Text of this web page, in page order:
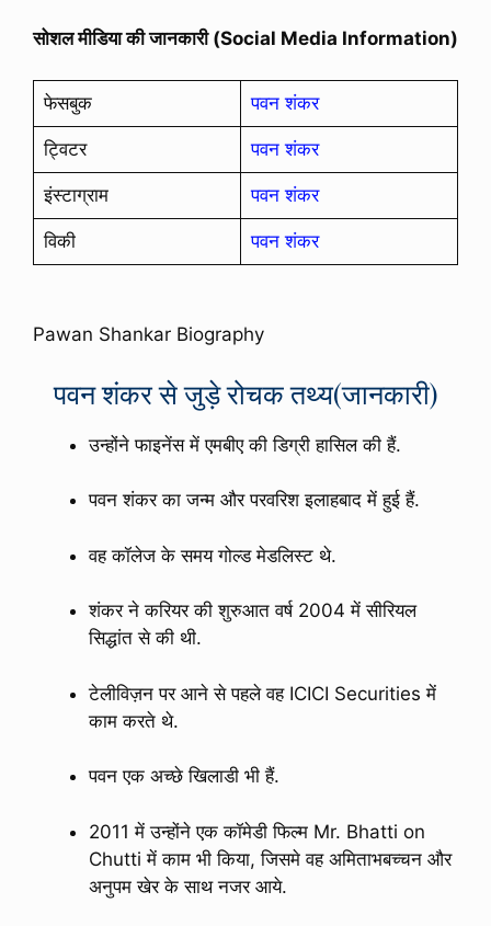
सोशल मीडिया की जानकारी (Social Media Information)
फेसबुक पवन शंकर
ट्विटर पवन शंकर
इंस्टाग्राम पवन शंकर
विकी पवन शंकर
Pawan Shankar Biography
पवन शंकर से जुड़े रोचक तथ्य(जानकारी)
उन्होंने फाइनेंस में एमबीए की डिग्री हासिल की हैं.
पवन शंकर का जन्म और परवरिश इलाहबाद में हुई हैं.
वह कॉलेज के समय गोल्ड मेडलिस्ट थे.
शंकर ने करियर की शुरुआत वर्ष 2004 में सीरियल
सिद्धांत से की थी.
टेलीविज़न पर आने से पहले वह ICICI Securities में
काम करते थे.
पवन एक अच्छे खिलाडी भी हैं.
2011 में उन्होंने एक कॉमेडी फिल्म Mr. Bhatti on
Chutti में काम भी किया, जिसमे वह अमिताभबच्चन और
अनुपम खेर के साथ नजर आये.